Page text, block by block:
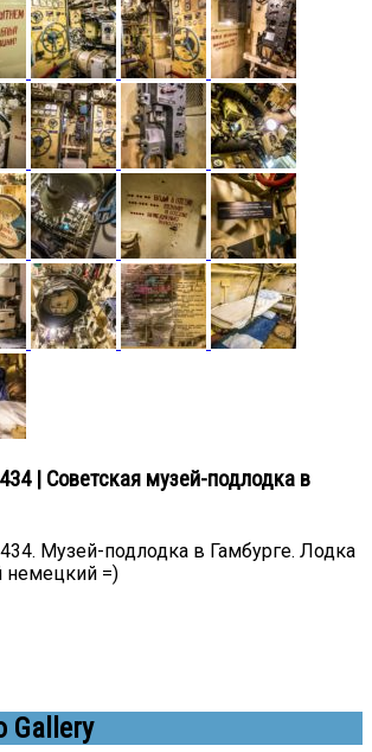
| Советская музей-подлодка в
Музей-подлодка в Гамбурге. Лодка
немецкий =)
Gallery